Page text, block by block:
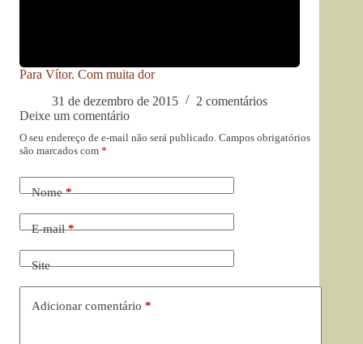
Para Vítor. Com muita dor
31 de dezembro de 2015
2 comentários
Deixe um comentário
O seu endereço de e-mail não será publicado. Campos obrigatórios
são marcados com *
Nome*
E-mail*
Site
Adicionar comentário *